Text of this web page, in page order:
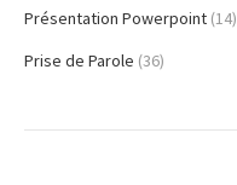
Présentation Powerpoint (14)
Prise de Parole (36)